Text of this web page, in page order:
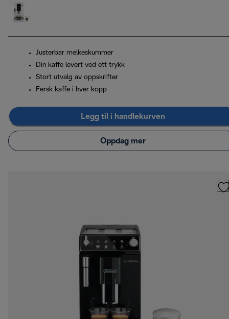
Justerbar melkeskummer
Din kaffe levert ved ett trykk
Stort utvalg av oppskrifter
Fersk kaffe i hver kopp
Legg til i handlekurven
Oppdag mer